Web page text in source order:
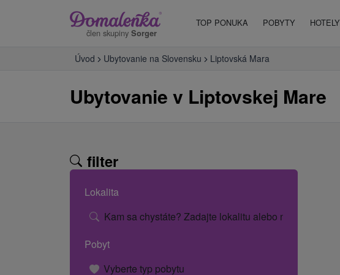
člen skupiny Sorger
TOP PONUKA POBYTY HOTELY
Úvod Ubytovanie na Slovensku Liptovská Mara
Ubytovanie v Liptovskej Mare
filter
Lokalita
Kam sa chystáte? Zadajte lokalitu alebo názov hotela.
Pobyt
Vyberte typ pobytu